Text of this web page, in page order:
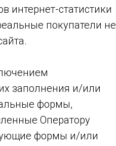
интернет-статистики
покупатели не
заполнения и/или
формы,
Оператору
формы и/или